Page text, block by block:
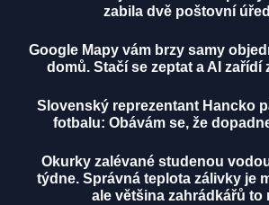
zabila dvě poštovní
Google Mapy vám brzy samy
domů. Stačí se zeptat a AI zařídí
Slovenský reprezentant Hancko
fotbalu: Obávám se, že
Okurky zalévané studenou
týdne. Správná teplota zálivky je
ale většina zahrádkářů to